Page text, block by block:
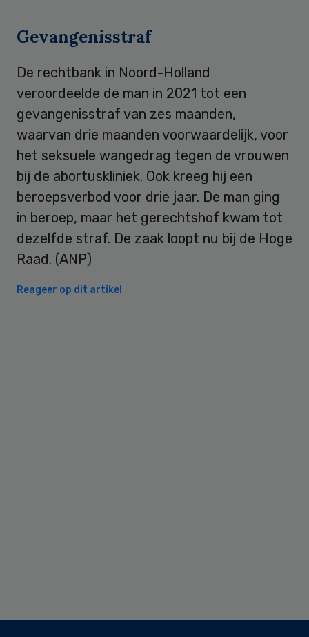
Gevangenisstraf
De rechtbank in Noord-Holland
veroordeelde de man in 2021 tot een
gevangenisstraf van zes maanden,
waarvan drie maanden voorwaardelijk, voor
het seksuele wangedrag tegen de vrouwen
bij de abortuskliniek. Ook kreeg hij een
beroepsverbod voor drie jaar. De man ging
in beroep, maar het gerechtshof kwam tot
dezelfde straf. De zaak loopt nu bij de Hoge
Raad. (ANP)
Reageer op dit artikel